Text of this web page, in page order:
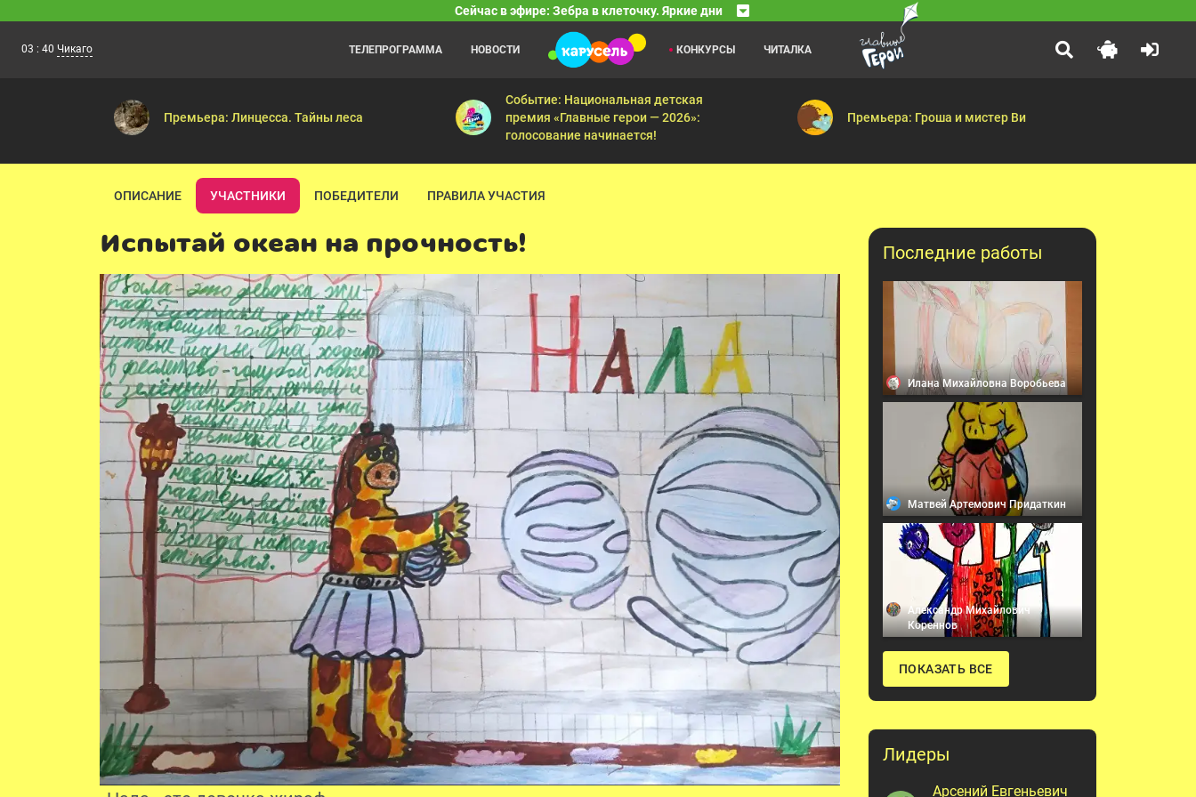
Сейчас в эфире: Зебра в клеточку. Яркие дни
Зебра в клеточку. Яркие дни
А если снег? — Гоша, рисуй! — Добрые дела — День рождения Пети — Гошина помощь — Изобретатели — Нужные вещи — Спортивное настроение — Пойми меня — Тяжёлый
Бумажки
Розовая клумба — Звёздная ночь — А был ли птенчик? — Крокодиловы слёзы — Удачный кадр — Сокровища
Фиксики. Самое время!
Материя — Изобретение — Циолковский — Диван —
03 : 40 Чикаго ТЕЛЕПРОГРАММА НОВОСТИ КОНКУРСЫ ЧИТАЛКА
Премьера: Линцесса. Тайны леса
Событие: Национальная детская
премия «Главные герои — 2026»:
голосование начинается!
Премьера: Гроша и мистер Ви
ОПИСАНИЕ УЧАСТНИКИ ПОБЕДИТЕЛИ ПРАВИЛА УЧАСТИЯ
Испытай океан на прочность! Последние работы
Илана Михайловна Воробьева
Матвей Артемович Придаткин
Александр Михайлович
Кореннов
ПОКАЗАТЬ ВСЕ
Лидеры
Арсений Евгеньевич